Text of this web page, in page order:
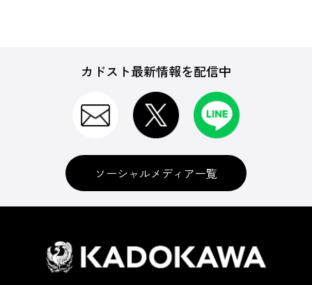
カドスト最新情報を配信中
ソーシャルメディア一覧